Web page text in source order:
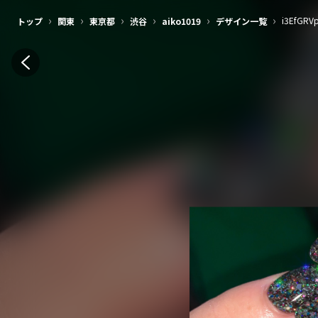
トップ › 関東 › 東京都 › 渋谷 › aiko1019 › デザイン一覧 ›